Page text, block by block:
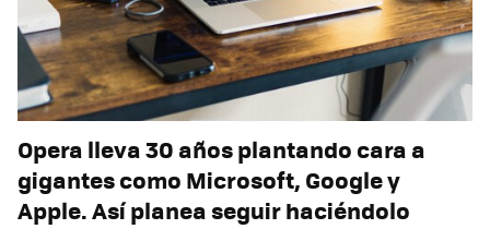
Opera lleva 30 años plantando cara a
gigantes como Microsoft, Google y
Apple. Así planea seguir haciéndolo